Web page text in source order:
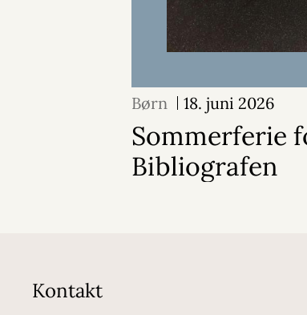
Børn 18. juni 2026
Sommerferie
Bibliografen
Kontakt